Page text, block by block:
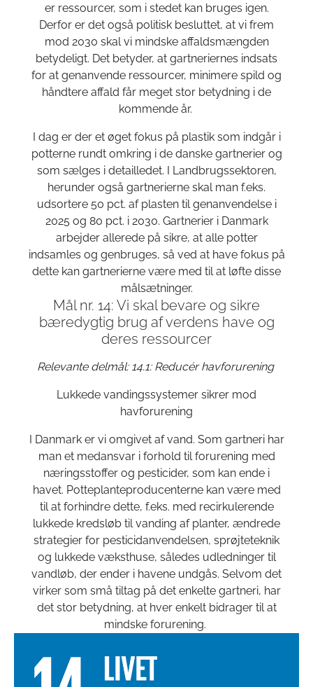
er ressourcer, som i stedet kan bruges igen.
Derfor er det også politisk besluttet, at vi frem
mod 2030 skal vi mindske affaldsmængden
betydeligt. Det betyder, at gartneriernes indsats
for at genanvende ressourcer, minimere spild og
håndtere affald får meget stor betydning i de
kommende år.
I dag er der et øget fokus på plastik som indgår i
potterne rundt omkring i de danske gartnerier og
som sælges i detailledet. I Landbrugssektoren,
herunder også gartnerierne skal man f.eks.
udsortere 50 pct. af plasten til genanvendelse i
2025 og 80 pct. i 2030. Gartnerier i Danmark
arbejder allerede på sikre, at alle potter
indsamles og genbruges, så ved at have fokus på
dette kan gartnerierne være med til at løfte disse
målsætninger.
Mål nr. 14: Vi skal bevare og sikre
bæredygtig brug af verdens have og
deres ressourcer
Relevante delmål: 14.1: Reducér havforurening
Lukkede vandingssystemer sikrer mod
havforurening
I Danmark er vi omgivet af vand. Som gartneri har
man et medansvar i forhold til forurening med
næringsstoffer og pesticider, som kan ende i
havet. Potteplanteproducenterne kan være med
til at forhindre dette, f.eks. med recirkulerende
lukkede kredsløb til vanding af planter, ændrede
strategier for pesticidanvendelsen, sprøjteteknik
og lukkede væksthuse, således udledninger til
vandløb, der ender i havene undgås. Selvom det
virker som små tiltag på det enkelte gartneri, har
det stor betydning, at hver enkelt bidrager til at
mindske forurening.